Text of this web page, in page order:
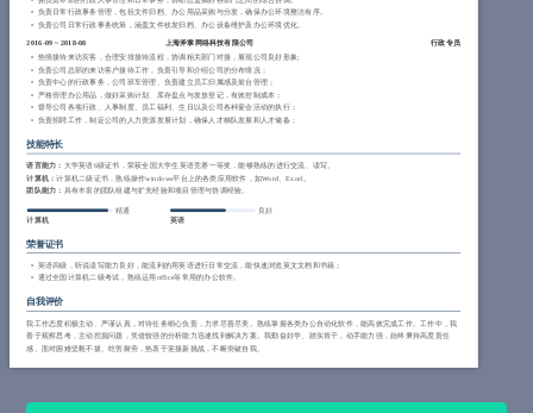
负责日常行政事务管理，包括文件归档、办公用品采购与分发，确保办公环境整洁有序。
负责公司日常行政事务统筹，涵盖文件收发归档、办公设备维护及办公环境优化。
2016-09 ~ 2018-08 上海斧掌网络科技有限公司 行政专员
热情接待来访宾客，合理安排接待流程，协调相关部门对接，展现公司良好形象;
负责公司总部的来访客户接待工作，负责引导和介绍公司的分布情况；
负责中心的行政事务，公司班车管理、负责建立员工归属感及前台管理；
严格管理办公用品，做好采购计划、库存盘点与发放登记，有效控制成本；
督导公司各项行政、人事制度、员工福利、生日以及公司各种宴会活动的执行；
负责招聘工作，制定公司的人力资源发展计划，确保人才梯队发展和人才储备；
技能特长
语言能力： 大学英语6级证书，荣获全国大学生英语竞赛一等奖，能够熟练的进行交流、读写。
计算机：计算机二级证书，熟练操作windows平台上的各类应用软件，如Word、Excel。
团队能力： 具有丰富的团队组建与扩充经验和项目管理与协调经验。
计算机
精通
英语
良好
荣誉证书
英语四级，听说读写能力良好，能流利的用英语进行日常交流，能快速浏览英文文档和书籍；
通过全国计算机二级考试，熟练运用office等常用的办公软件。
自我评价
我工作态度积极主动、严谨认真，对待任务细心负责，力求尽善尽美。熟练掌握各类办公自动化软件，能高效完成工作。工作中，我
善于观察思考，主动挖掘问题，凭借较强的分析能力迅速找到解决方案。我勤奋好学、踏实肯干，动手能力强，始终秉持高度责任
感。面对困难坚毅不拔、吃苦耐劳，热衷于迎接新挑战，不断突破自我。